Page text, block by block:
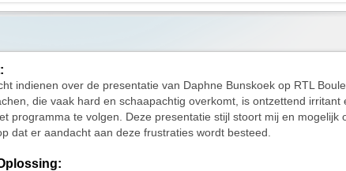
indienen over de presentatie van Daphne Bunskoek op RTL
die vaak hard en schaapachtig overkomt, is ontzettend irritant
programma te volgen. Deze presentatie stijl stoort mij en mogelijk
dat er aandacht aan deze frustraties wordt besteed.